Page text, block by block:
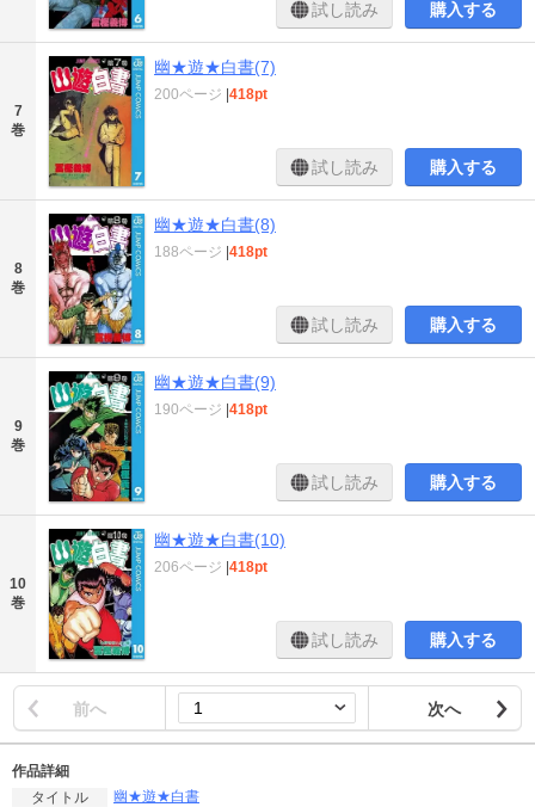
試し読み 購入する
7
巻
幽★遊★白書(7)
200ページ |418pt
試し読み 購入する
8
巻
幽★遊★白書(8)
188ページ |418pt
試し読み 購入する
9
巻
幽★遊★白書(9)
190ページ |418pt
試し読み 購入する
10
巻
幽★遊★白書(10)
206ページ |418pt
試し読み 購入する
前へ 次へ
作品詳細
タイトル
幽★遊★白書